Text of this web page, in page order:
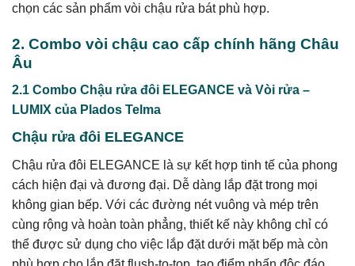
chọn các sản phẩm vòi chậu rửa bát phù hợp.
2. Combo vòi chậu cao cấp chính hãng Châu
Âu
2.1 Combo Chậu rửa đôi ELEGANCE và Vòi rửa –
LUMIX của Plados Telma
Chậu rửa đôi ELEGANCE
Chậu rửa đôi ELEGANCE là sự kết hợp tinh tế của phong
cách hiện đại và đương đại. Dễ dàng lắp đặt trong mọi
không gian bếp. Với các đường nét vuông và mép trên
cùng rộng và hoàn toàn phẳng, thiết kế này không chỉ có
thể được sử dụng cho việc lắp đặt dưới mặt bếp mà còn